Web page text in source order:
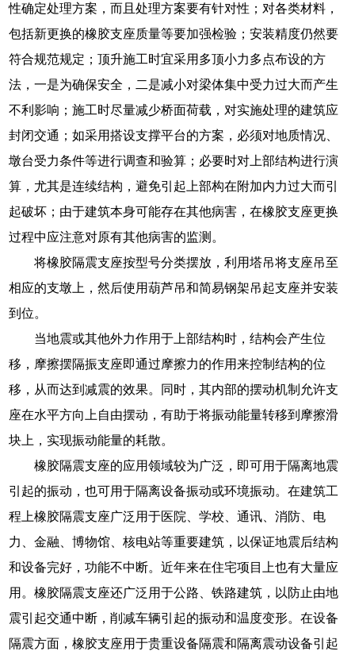
性确定处理方案，而且处理方案要有针对性；对各类材料，
包括新更换的橡胶支座质量等要加强检验；安装精度仍然要
符合规范规定；顶升施工时宜采用多顶小力多点布设的方
法，一是为确保安全，二是减小对梁体集中受力过大而产生
不利影响；施工时尽量减少桥面荷载，对实施处理的建筑应
封闭交通；如采用搭设支撑平台的方案，必须对地质情况、
墩台受力条件等进行调查和验算；必要时对上部结构进行演
算，尤其是连续结构，避免引起上部构在附加内力过大而引
起破坏；由于建筑本身可能存在其他病害，在橡胶支座更换
过程中应注意对原有其他病害的监测。
将橡胶隔震支座按型号分类摆放，利用塔吊将支座吊至
相应的支墩上，然后使用葫芦吊和简易钢架吊起支座并安装
到位。
当地震或其他外力作用于上部结构时，结构会产生位
移，摩擦摆隔振支座即通过摩擦力的作用来控制结构的位
移，从而达到减震的效果。同时，其内部的摆动机制允许支
座在水平方向上自由摆动，有助于将振动能量转移到摩擦滑
块上，实现振动能量的耗散。
橡胶隔震支座的应用领域较为广泛，即可用于隔离地震
引起的振动，也可用于隔离设备振动或环境振动。在建筑工
程上橡胶隔震支座广泛用于医院、学校、通讯、消防、电
力、金融、博物馆、核电站等重要建筑，以保证地震后结构
和设备完好，功能不中断。近年来在住宅项目上也有大量应
用。橡胶隔震支座还广泛用于公路、铁路建筑，以防止由地
震引起交通中断，削减车辆引起的振动和温度变形。在设备
隔震方面，橡胶支座用于贵重设备隔震和隔离震动设备引起